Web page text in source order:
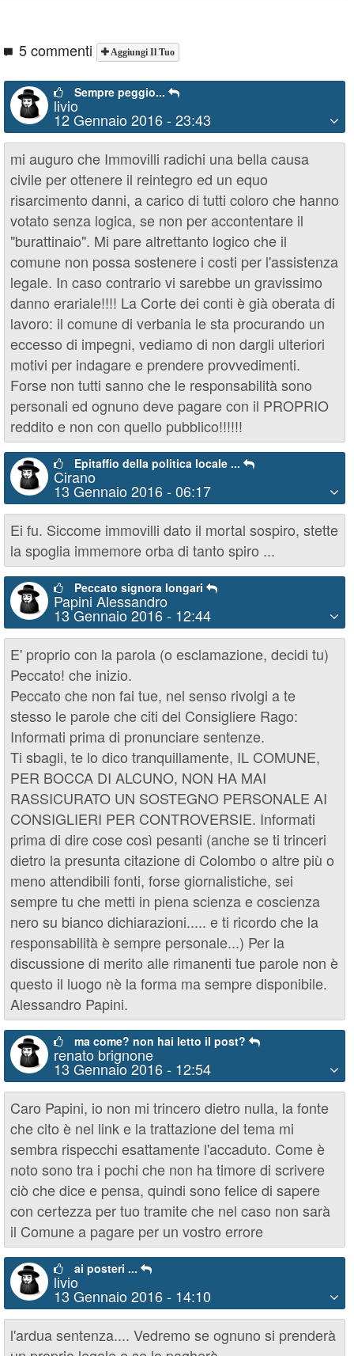
5 commenti Aggiungi Il Tuo
Sempre peggio...
livio
12 Gennaio 2016 - 23:43
mi auguro che Immovilli radichi una bella causa
civile per ottenere il reintegro ed un equo
risarcimento danni, a carico di tutti coloro che hanno
votato senza logica, se non per accontentare il
"burattinaio". Mi pare altrettanto logico che il
comune non possa sostenere i costi per l'assistenza
legale. In caso contrario vi sarebbe un gravissimo
danno erariale!!!! La Corte dei conti è già oberata di
lavoro: il comune di verbania le sta procurando un
eccesso di impegni, vediamo di non dargli ulteriori
motivi per indagare e prendere provvedimenti.
Forse non tutti sanno che le responsabilità sono
personali ed ognuno deve pagare con il PROPRIO
reddito e non con quello pubblico!!!!!!
Epitaffio della politica locale ...
Cirano
13 Gennaio 2016 - 06:17
Ei fu. Siccome immovilli dato il mortal sospiro, stette
la spoglia immemore orba di tanto spiro ...
Peccato signora longari
Papini Alessandro
13 Gennaio 2016 - 12:44
E' proprio con la parola (o esclamazione, decidi tu)
Peccato! che inizio.
Peccato che non fai tue, nel senso rivolgi a te
stesso le parole che citi del Consigliere Rago:
Informati prima di pronunciare sentenze.
Ti sbagli, te lo dico tranquillamente, IL COMUNE,
PER BOCCA DI ALCUNO, NON HA MAI
RASSICURATO UN SOSTEGNO PERSONALE AI
CONSIGLIERI PER CONTROVERSIE. Informati
prima di dire cose così pesanti (anche se ti trinceri
dietro la presunta citazione di Colombo o altre più o
meno attendibili fonti, forse giornalistiche, sei
sempre tu che metti in piena scienza e coscienza
nero su bianco dichiarazioni..... e ti ricordo che la
responsabilità è sempre personale...) Per la
discussione di merito alle rimanenti tue parole non è
questo il luogo nè la forma ma sempre disponibile.
Alessandro Papini.
ma come? non hai letto il post?
renato brignone
13 Gennaio 2016 - 12:54
Caro Papini, io non mi trincero dietro nulla, la fonte
che cito è nel link e la trattazione del tema mi
sembra rispecchi esattamente l'accaduto. Come è
noto sono tra i pochi che non ha timore di scrivere
ciò che dice e pensa, quindi sono felice di sapere
con certezza per tuo tramite che nel caso non sarà
il Comune a pagare per un vostro errore
ai posteri ...
livio
13 Gennaio 2016 - 14:10
l'ardua sentenza.... Vedremo se ognuno si prenderà